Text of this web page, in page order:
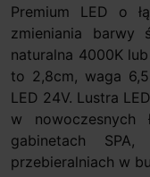
Premium LED o
zmieniania barwy
naturalna 4000K
to 2,8cm, waga
LED 24V. Lustra
w nowoczesnych
gabinetach
przebieralniach w